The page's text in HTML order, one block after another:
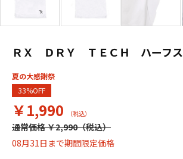
ＲＸ ＤＲＹ ＴＥＣＨ ハーフス
夏の大感謝祭
33%OFF
￥1,990
通常価格 ￥2,990
08月31日まで期間限定価格